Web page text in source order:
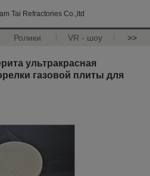
Tai Refractories Co.,ltd
Ролики VR - шоу >>
ультракрасная
газовой плиты для